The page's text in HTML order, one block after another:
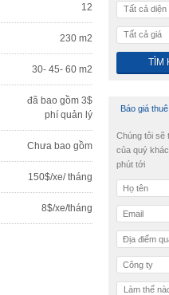
12
230 m2
30- 45- 60 m2
đã bao gồm 3$
phí quản lý
Chưa bao gồm
150$/xe/ tháng
8$/xe/tháng
Tất cả diện
Tất cả giá
Báo giá thuê
Chúng tôi sẽ
của quý
phút tới
Làm thế